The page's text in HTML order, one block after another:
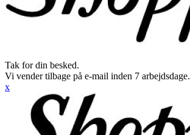
Tak for din besked.
Vi vender tilbage på e-mail inden 7 arbejdsdage.
x